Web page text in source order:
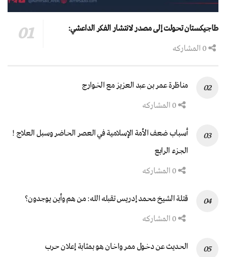
طاجيكستان تحولت إلى مصدر لانتشار الفكر الداعشي:
مناظرة عمر بن عبد العزيز مع الخوارج
أسباب ضعف الأمة الإسلامية في العصر الحاضر وسبل العلاج !
الجزء الرابع
قتلة الشيخ محمد إدريس تقبله الله: من هم وأين يوجدون؟
الحديث عن دخول ممر واخان هو بمثابة إعلان حرب